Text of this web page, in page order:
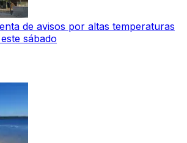
de avisos por altas temperaturas
sábado